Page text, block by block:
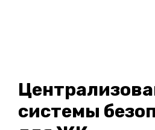
системы